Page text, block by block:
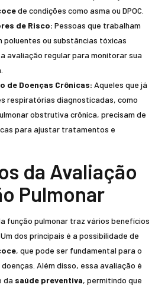
de condições como asma ou DPOC.
de Risco: Pessoas que trabalham
poluentes ou substâncias tóxicas
avaliação regular para monitorar sua
de Doenças Crônicas: Aqueles que já
respiratórias diagnosticadas, como
obstrutiva crônica, precisam de
para ajustar tratamentos e
da Avaliação
Pulmonar
função pulmonar traz vários benefícios
dos principais é a possibilidade de
, que pode ser fundamental para o
Além disso, essa avaliação é
da saúde preventiva, permitindo que